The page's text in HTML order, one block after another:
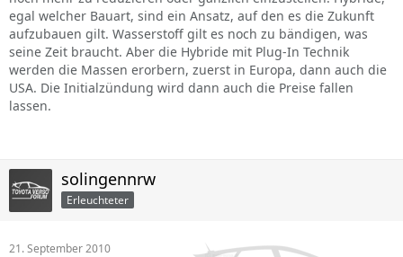
egal welcher Bauart, sind ein Ansatz, auf den es die Zukunft
aufzubauen gilt. Wasserstoff gilt es noch zu bändigen, was
seine Zeit braucht. Aber die Hybride mit Plug-In Technik
werden die Massen erorbern, zuerst in Europa, dann auch die
USA. Die Initialzündung wird dann auch die Preise fallen
lassen.
solingennrw
Erleuchteter
21. September 2010